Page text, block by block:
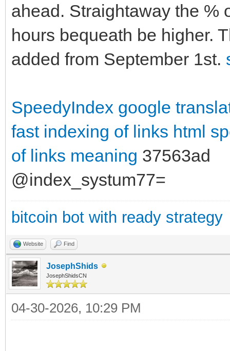
ahead. Straightaway the %
hours bequeath be higher.
added from September 1st.
SpeedyIndex google
fast indexing of links html
of links meaning 37563ad
@index_systum77=
bitcoin bot with ready strategy
Website Find
JosephShids
JosephShidsCN
04-30-2026, 10:29 PM